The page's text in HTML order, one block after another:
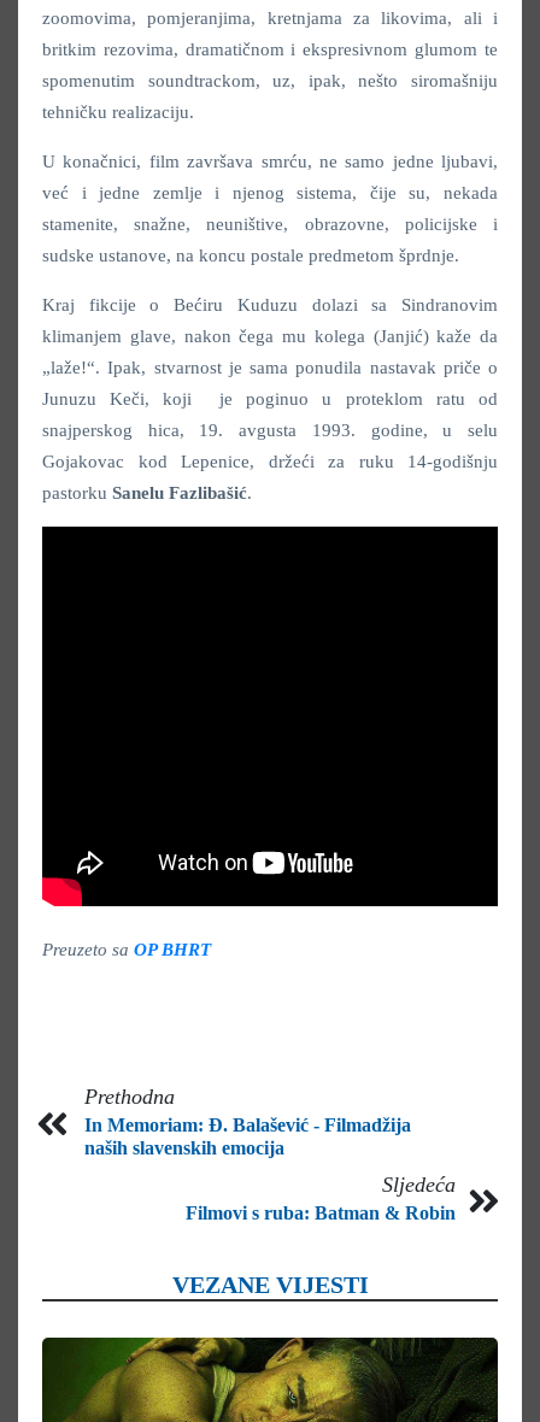
zoomovima, pomjeranjima, kretnjama za likovima, ali i
britkim rezovima, dramatičnom i ekspresivnom glumom te
spomenutim soundtrackom, uz, ipak, nešto siromašniju
tehničku realizaciju.
U konačnici, film završava smrću, ne samo jedne ljubavi,
već i jedne zemlje i njenog sistema, čije su, nekada
stamenite, snažne, neuništive, obrazovne, policijske i
sudske ustanove, na koncu postale predmetom šprdnje.
Kraj fikcije o Bećiru Kuduzu dolazi sa Sindranovim
klimanjem glave, nakon čega mu kolega (Janjić) kaže da
„laže!“. Ipak, stvarnost je sama ponudila nastavak priče o
Junuzu Keči, koji je poginuo u proteklom ratu od
snajperskog hica, 19. avgusta 1993. godine, u selu
Gojakovac kod Lepenice, držeći za ruku 14-godišnju
pastorku Sanelu Fazlibašić.
Preuzeto sa OP BHRT
Prethodna
In Memoriam: Đ. Balašević - Filmadžija
naših slavenskih emocija
Sljedeća
Filmovi s ruba: Batman & Robin
VEZANE VIJESTI